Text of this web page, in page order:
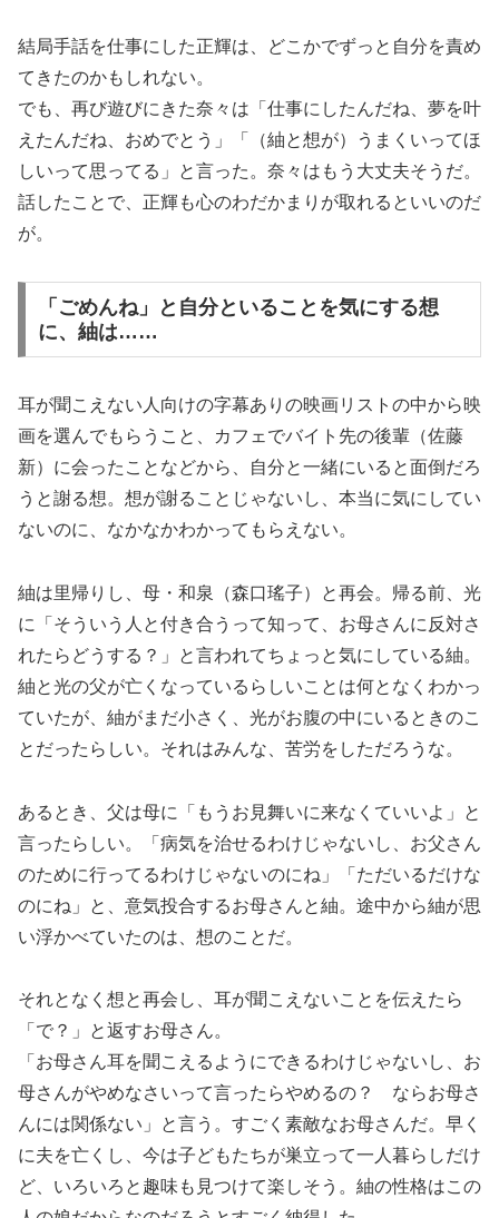
結局手話を仕事にした正輝は、どこかでずっと自分を責め
てきたのかもしれない。
でも、再び遊びにきた奈々は「仕事にしたんだね、夢を叶
えたんだね、おめでとう」「（紬と想が）うまくいってほ
しいって思ってる」と言った。奈々はもう大丈夫そうだ。
話したことで、正輝も心のわだかまりが取れるといいのだ
が。
「ごめんね」と自分といることを気にする想
に、紬は……
耳が聞こえない人向けの字幕ありの映画リストの中から映
画を選んでもらうこと、カフェでバイト先の後輩（佐藤
新）に会ったことなどから、自分と一緒にいると面倒だろ
うと謝る想。想が謝ることじゃないし、本当に気にしてい
ないのに、なかなかわかってもらえない。
紬は里帰りし、母・和泉（森口瑤子）と再会。帰る前、光
に「そういう人と付き合うって知って、お母さんに反対さ
れたらどうする？」と言われてちょっと気にしている紬。
紬と光の父が亡くなっているらしいことは何となくわかっ
ていたが、紬がまだ小さく、光がお腹の中にいるときのこ
とだったらしい。それはみんな、苦労をしただろうな。
あるとき、父は母に「もうお見舞いに来なくていいよ」と
言ったらしい。「病気を治せるわけじゃないし、お父さん
のために行ってるわけじゃないのにね」「ただいるだけな
のにね」と、意気投合するお母さんと紬。途中から紬が思
い浮かべていたのは、想のことだ。
それとなく想と再会し、耳が聞こえないことを伝えたら
「で？」と返すお母さん。
「お母さん耳を聞こえるようにできるわけじゃないし、お
母さんがやめなさいって言ったらやめるの？ ならお母さ
んには関係ない」と言う。すごく素敵なお母さんだ。早く
に夫を亡くし、今は子どもたちが巣立って一人暮らしだけ
ど、いろいろと趣味も見つけて楽しそう。紬の性格はこの